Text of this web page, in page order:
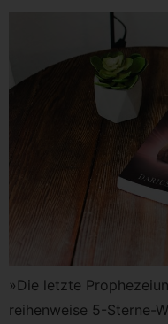
»Die letzte
reihenweise 5-Sterne-